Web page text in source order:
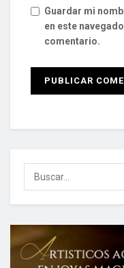
Guardar mi
en este
comentario.